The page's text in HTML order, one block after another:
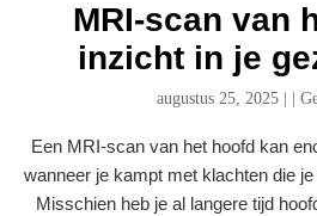
MRI-scan van
inzicht in je
augustus 25, 2025|
Een MRI-scan van het hoofd kan
wanneer je kampt met klachten die
Misschien heb je al langere tijd